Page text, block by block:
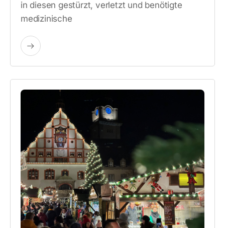
in diesen gestürzt, verletzt und benötigte
medizinische